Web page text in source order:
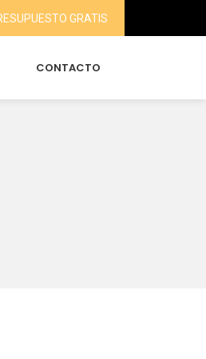
GRATIS
CONTACTO